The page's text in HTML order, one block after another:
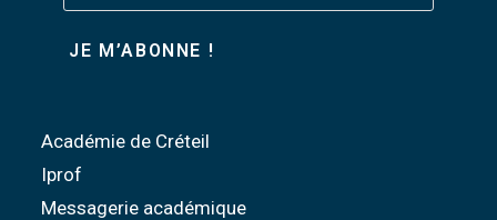
Académie de Créteil
Iprof
Messagerie académique